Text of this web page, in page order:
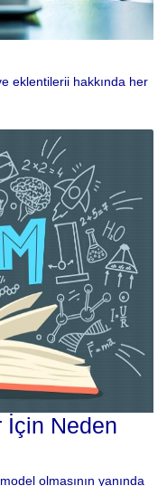
eklentilerii hakkında her
İçin Neden
olmasının yanında